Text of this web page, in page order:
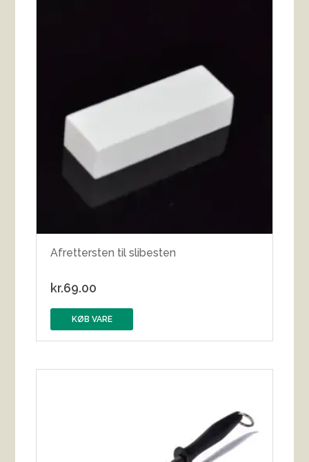
Afrettersten til slibesten
kr.69.00
KØB VARE